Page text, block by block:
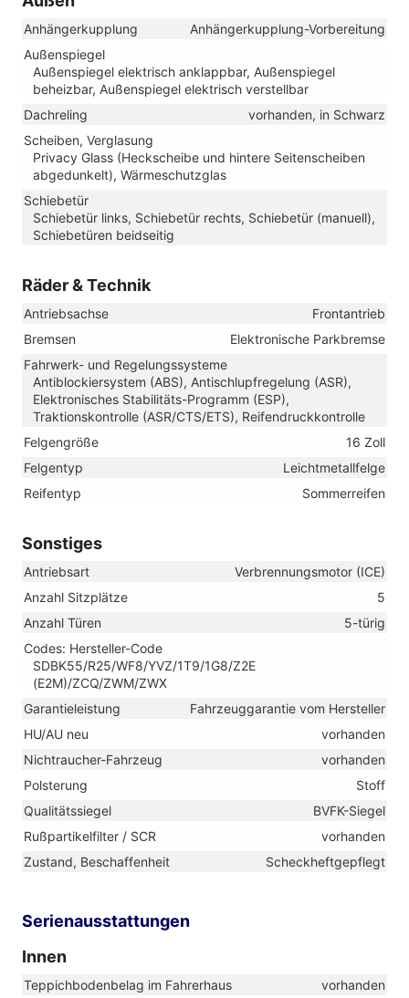
Anhängerkupplung
Anhängerkupplung-Vorbereitung
Außenspiegel
Außenspiegel elektrisch anklappbar, Außenspiegel
beheizbar, Außenspiegel elektrisch verstellbar
Dachreling
vorhanden, in Schwarz
Scheiben, Verglasung
Privacy Glass (Heckscheibe und hintere Seitenscheiben
abgedunkelt), Wärmeschutzglas
Schiebetür
Schiebetür links, Schiebetür rechts, Schiebetür (manuell),
Schiebetüren beidseitig
Räder & Technik
Antriebsachse
Frontantrieb
Bremsen
Elektronische Parkbremse
Fahrwerk- und Regelungssysteme
Antiblockiersystem (ABS), Antischlupfregelung (ASR),
Elektronisches Stabilitäts-Programm (ESP),
Traktionskontrolle (ASR/CTS/ETS), Reifendruckkontrolle
Felgengröße
16 Zoll
Felgentyp
Leichtmetallfelge
Reifentyp
Sommerreifen
Sonstiges
Antriebsart
Verbrennungsmotor (ICE)
Anzahl Sitzplätze
5
Anzahl Türen
5-türig
Codes: Hersteller-Code
SDBK55/R25/WF8/YVZ/1T9/1G8/Z2E
(E2M)/ZCQ/ZWM/ZWX
Garantieleistung
Fahrzeuggarantie vom Hersteller
HU/AU neu
vorhanden
Nichtraucher-Fahrzeug
vorhanden
Polsterung
Stoff
Qualitätssiegel
BVFK-Siegel
Rußpartikelfilter / SCR
vorhanden
Zustand, Beschaffenheit
Scheckheftgepflegt
Serienausstattungen
Innen
Teppichbodenbelag im Fahrerhaus
vorhanden